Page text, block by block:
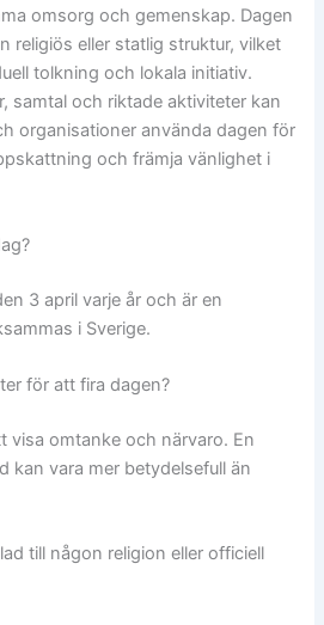
omsorg och gemenskap. Dagen
religiös eller statlig struktur, vilket
tolkning och lokala initiativ.
samtal och riktade aktiviteter kan
organisationer använda dagen för
och främja vänlighet i
3 april varje år och är en
i Sverige.
för att fira dagen?
visa omtanke och närvaro. En
kan vara mer betydelsefull än
till någon religion eller officiell